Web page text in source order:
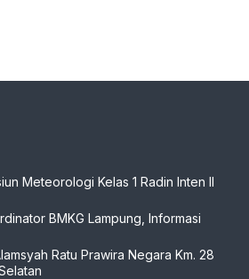
Meteorologi Kelas 1 Radin Inten II
BMKG Lampung, Informasi
Ratu Prawira Negara Km. 28